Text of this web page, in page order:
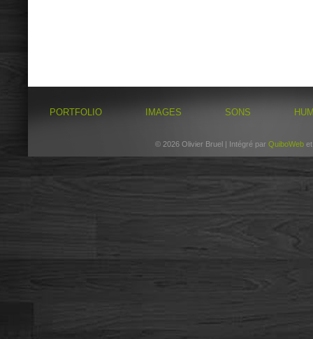
PORTFOLIO IMAGES SONS
© 2026 Olivier Bruel | Intégré par QuiboWeb